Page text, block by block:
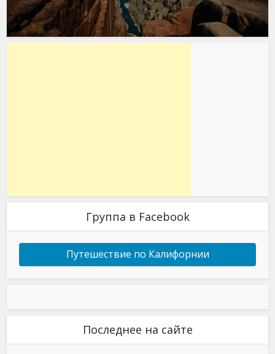
Группа в Facebook
Путешествие по Калифорнии
Последнее на сайте